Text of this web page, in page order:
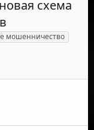
схема
мошенничество